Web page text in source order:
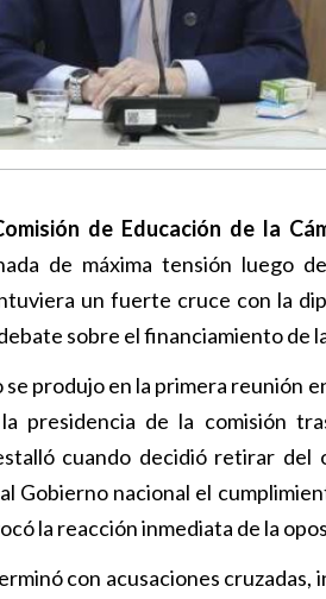
de Educación de la
de máxima tensión luego
un fuerte cruce con la
sobre el financiamiento de
produjo en la primera reunión
presidencia de la comisión
cuando decidió retirar
Gobierno nacional el
la reacción inmediata de la
con acusaciones